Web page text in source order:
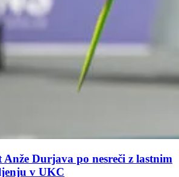
Anže Durjava po nesreči z lastnim
v UKC